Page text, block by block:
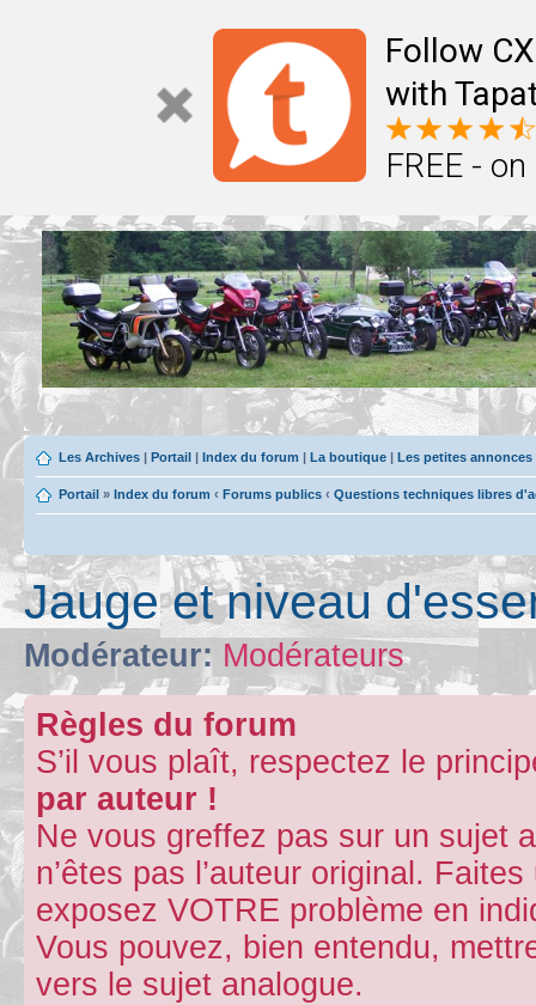
Follow
with
FREE -
Les Archives | Portail | Index du forum | La boutique | Les petites
Portail » Index du forum ‹ Forums publics ‹ Questions techniques libres
Jauge et niveau
Modérateur: Modérateurs
Règles du forum
S’il vous plaît, respectez le
par auteur !
Ne vous greffez pas sur un sujet
n’êtes pas l’auteur original.
exposez VOTRE problème en
Vous pouvez, bien entendu,
vers le sujet analogue.